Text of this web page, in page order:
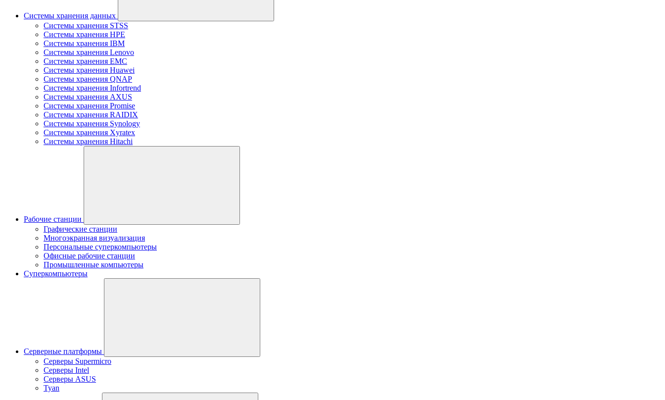
Системы хранения данных
Системы хранения STSS
Системы хранения HPE
Системы хранения IBM
Системы хранения Lenovo
Системы хранения EMC
Системы хранения Huawei
Системы хранения QNAP
Системы хранения Infortrend
Системы хранения AXUS
Системы хранения Promise
Системы хранения RAIDIX
Системы хранения Synology
Системы хранения Xyratex
Системы хранения Hitachi
Рабочие станции
Графические станции
Многоэкранная визуализация
Персональные суперкомпьютеры
Офисные рабочие станции
Промышленные компьютеры
Суперкомпьютеры
Серверные платформы
Серверы Supermicro
Серверы Intel
Серверы ASUS
Tyan